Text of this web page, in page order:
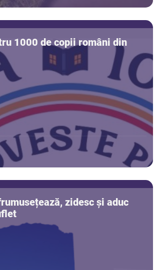
1000 de copii români din
zidesc și aduc